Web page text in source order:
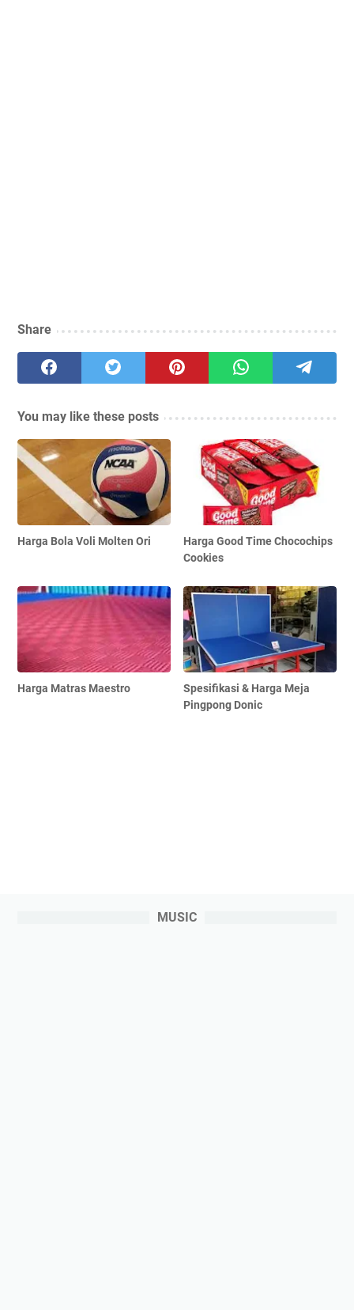
Share
You may like these posts
Harga Bola Voli Molten Ori
Harga Good Time Chocochips
Cookies
Harga Matras Maestro
Spesifikasi & Harga Meja
Pingpong Donic
MUSIC